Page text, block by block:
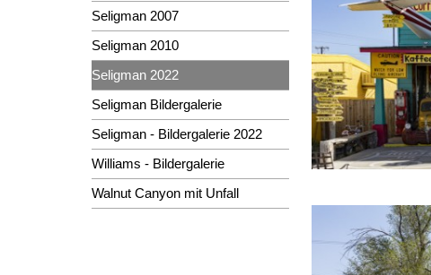
Seligman 2007
Seligman 2010
Seligman 2022
Seligman Bildergalerie
Seligman - Bildergalerie 2022
Williams - Bildergalerie
Walnut Canyon mit Unfall